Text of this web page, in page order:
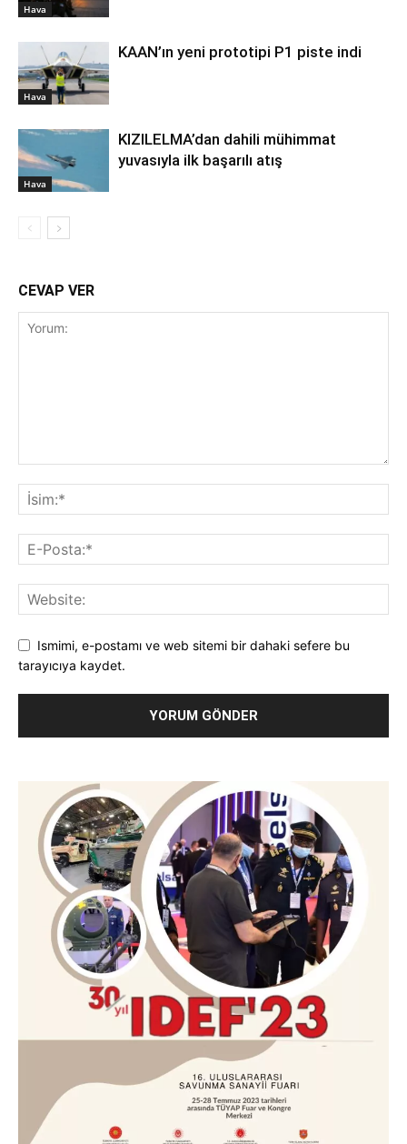
Hava
Hava
KAAN’ın yeni prototipi P1 piste indi
Hava
KIZILELMA’dan dahili mühimmat
yuvasıyla ilk başarılı atış
CEVAP VER
Ismimi, e-postamı ve web sitemi bir dahaki sefere bu
tarayıcıya kaydet.